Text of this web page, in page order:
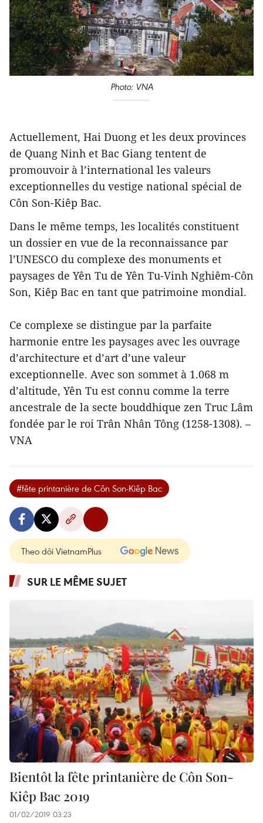
Photo: VNA
Actuellement, Hai Duong et les deux provinces
de Quang Ninh et Bac Giang tentent de
promouvoir à l’international les valeurs
exceptionnelles du vestige national spécial de
Côn Son-Kiêp Bac.
Dans le même temps, les localités constituent
un dossier en vue de la reconnaissance par
l’UNESCO du complexe des monuments et
paysages de Yên Tu de Yên Tu-Vinh Nghiêm-Côn
Son, Kiêp Bac en tant que patrimoine mondial.
Ce complexe se distingue par la parfaite
harmonie entre les paysages avec les ouvrage
d’architecture et d’art d’une valeur
exceptionnelle. Avec son sommet à 1.068 m
d’altitude, Yên Tu est connu comme la terre
ancestrale de la secte bouddhique zen Truc Lâm
fondée par le roi Trân Nhân Tông (1258-1308). –
VNA
#fête printanière de Côn Son-Kiêp Bac
Theo dõi VietnamPlus
SUR LE MÊME SUJET
Bientôt la fête printanière de Côn Son-
Kiêp Bac 2019
01/02/2019 03:23